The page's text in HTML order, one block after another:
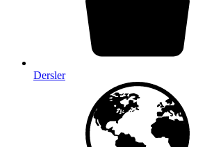
Dersler